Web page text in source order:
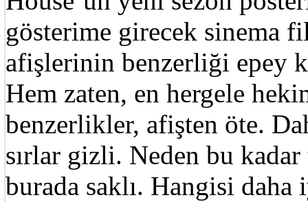
gösterime girecek sinema
afişlerinin benzerliği epey
Hem zaten, en hergele
benzerlikler, afişten öte.
sırlar gizli. Neden bu
burada saklı. Hangisi